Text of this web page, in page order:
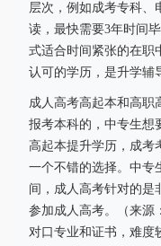
层次，例如成考专科、
读，最快需要3年时间
式适合时间紧张的在职
认可的学历，是升学辅
成人高考高起本和高职
报考本科的，中专生想
高起本提升学历，成考
一个不错的选择。中专
间，成人高考针对的是
参加成人高考。（来源
对口专业和证书，难度